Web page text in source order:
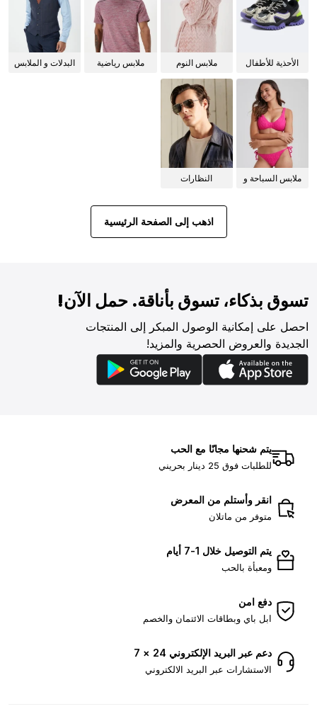
الأحذية للأطفال
ملابس النوم
ملابس رياضية
البدلات و الملابس
ملابس السباحة و
النظارات
اذهب إلى الصفحة الرئيسية
تسوق بذكاء، تسوق بأناقة. حمل الآن!
احصل على إمكانية الوصول المبكر إلى المنتجات
الجديدة والعروض الحصرية والمزيد!
يتم شحنها مجانًا مع الحب
للطلبات فوق 25 دينار بحريني
انقر وأستلم من المعرض
متوفر من ماتلان
يتم التوصيل خلال 1-7 أيام
ومعبأة بالحب
دفع امن
ابل باي وبطاقات الائتمان والخصم
دعم عبر البريد الإلكتروني 24 × 7
الاستشارات عبر البريد الالكتروني